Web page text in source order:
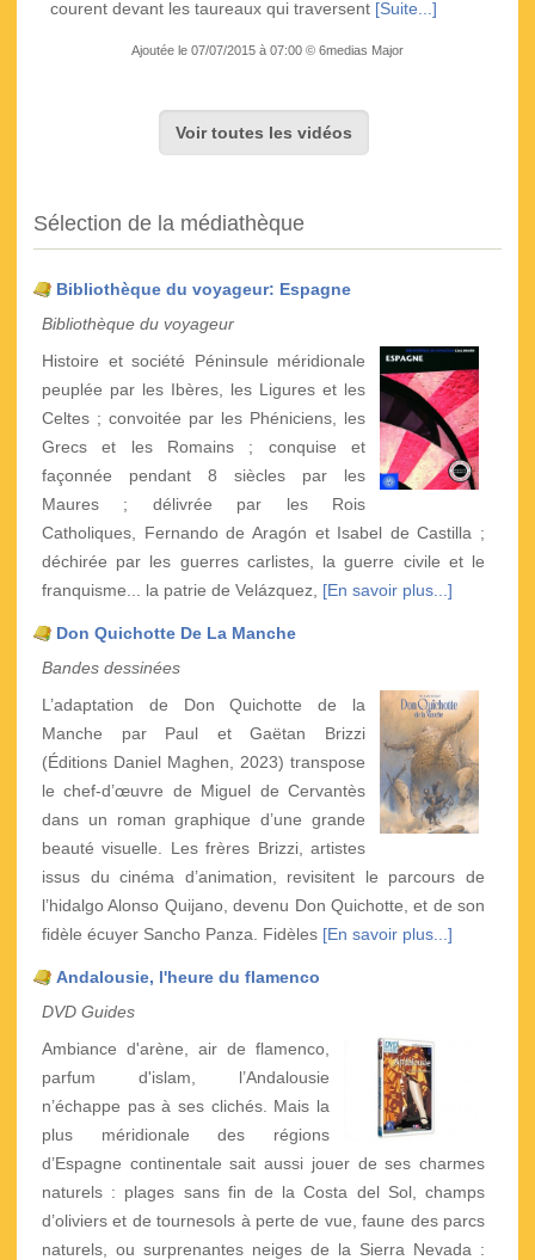
courent devant les taureaux qui traversent [Suite...]
Ajoutée le 07/07/2015 à 07:00 © 6medias Major
Voir toutes les vidéos
Sélection de la médiathèque
Bibliothèque du voyageur: Espagne
Bibliothèque du voyageur
Histoire et société Péninsule méridionale
peuplée par les Ibères, les Ligures et les
Celtes ; convoitée par les Phéniciens, les
Grecs et les Romains ; conquise et
façonnée pendant 8 siècles par les
Maures ; délivrée par les Rois
Catholiques, Fernando de Aragón et Isabel de Castilla ;
déchirée par les guerres carlistes, la guerre civile et le
franquisme... la patrie de Velázquez, [En savoir plus...]
Don Quichotte De La Manche
Bandes dessinées
L’adaptation de Don Quichotte de la
Manche par Paul et Gaëtan Brizzi
(Éditions Daniel Maghen, 2023) transpose
le chef-d’œuvre de Miguel de Cervantès
dans un roman graphique d’une grande
beauté visuelle. Les frères Brizzi, artistes
issus du cinéma d’animation, revisitent le parcours de
l’hidalgo Alonso Quijano, devenu Don Quichotte, et de son
fidèle écuyer Sancho Panza. Fidèles [En savoir plus...]
Andalousie, l'heure du flamenco
DVD Guides
Ambiance d'arène, air de flamenco,
parfum d'islam, l’Andalousie
n’échappe pas à ses clichés. Mais la
plus méridionale des régions
d’Espagne continentale sait aussi jouer de ses charmes
naturels : plages sans fin de la Costa del Sol, champs
d’oliviers et de tournesols à perte de vue, faune des parcs
naturels, ou surprenantes neiges de la Sierra Nevada :